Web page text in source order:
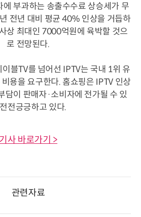
에 부과하는 송출수수료 상승세가 무
전년 대비 평균 40% 인상을 거듭하
상 최대인 7000억원에 육박할 것으
로 전망된다.
블TV를 넘어선 IPTV는 국내 1위 유
용을 요구한다. 홈쇼핑은 IPTV 인상
담이 판매자·소비자에 전가될 수 있
전긍긍하고 있다.
기사 바로가기 >
관련자료